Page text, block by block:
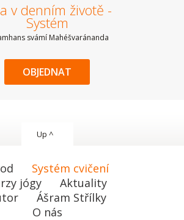
v denním životě -
Systém
svámí Mahéšvaránanda
OBJEDNAT
Up ^
Systém cvičení
jógy
Aktuality
Ášram Střílky
O nás